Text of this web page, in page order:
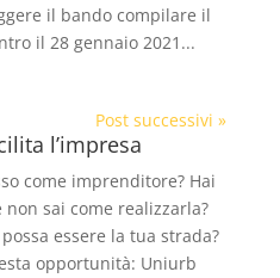
il bando compilare il
il 28 gennaio 2021...
Post successivi »
l’impresa
come imprenditore? Hai
sai come realizzarla?
essere la tua strada?
opportunità: Uniurb